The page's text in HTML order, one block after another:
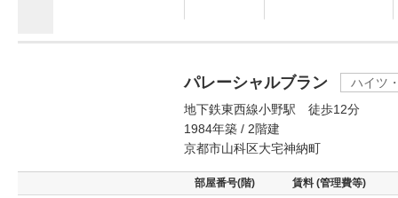
パレーシャルブラン
ハイツ
地下鉄東西線小野駅 徒歩12分
1984年築 / 2階建
京都市山科区大宅神納町
部屋番号(階) 賃料 (管理費等)